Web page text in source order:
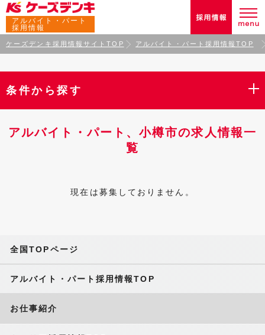
アルバイト・パート
採用情報
ケーズデンキ採用情報サイトTOP アルバイト・パート採用情報TOP
条件から探す
アルバイト・パート、小樽市の求人情報一
覧
現在は募集しておりません。
全国TOPページ
アルバイト・パート採用情報TOP
お仕事紹介